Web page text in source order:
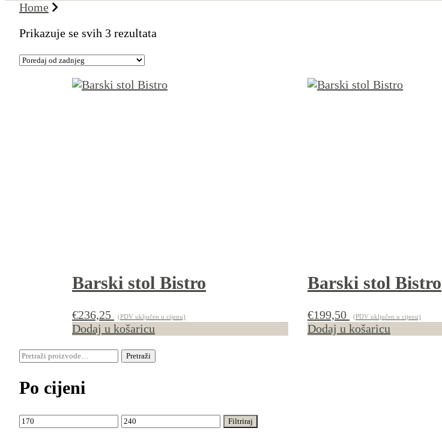
Home
Prikazuje se svih 3 rezultata
Barski stol Bistro
€236,25 (PDV uključen u cijenu)
Dodaj u košaricu
Barski stol Bistro
€199,50 (PDV uključen u cijenu)
Dodaj u košaricu
Pretraži:
Pretraži
Po cijeni
Min
cijena
Maks
cijena
Filtriraj